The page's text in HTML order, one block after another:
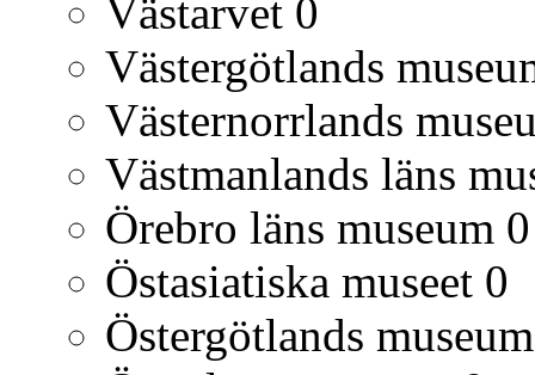
Västarvet 0
Västergötlands
Västernorrlands
Västmanlands läns
Örebro läns museum 0
Östasiatiska museet 0
Östergötlands museum